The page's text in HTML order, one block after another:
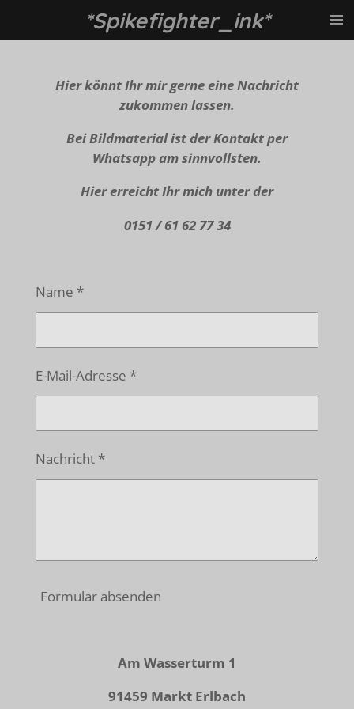
Hauptinhalt
*Spikefighter_ink*
Hier könnt Ihr mir gerne eine Nachricht
zukommen lassen.
Bei Bildmaterial ist der Kontakt per
Whatsapp am sinnvollsten.
Hier erreicht Ihr mich unter der
0151 / 61 62 77 34
Name *
E-Mail-Adresse *
Nachricht *
Formular absenden
Am Wasserturm 1
91459 Markt Erlbach